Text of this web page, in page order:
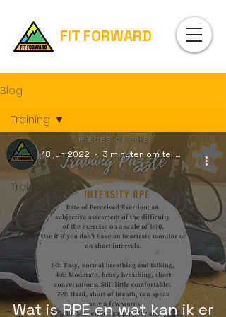
FIT FORWARD
Blog
Alle
berichten
Training
Training
Wat is RPE en wat kan ik er
18 jun 2022 3 minuten om te lezen